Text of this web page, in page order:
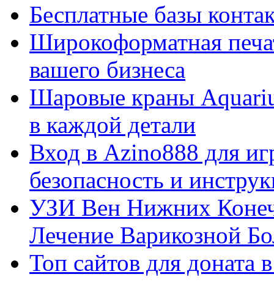
Бесплатные базы
Широкоформатная
вашего бизнеса
Шаровые краны
в каждой детали
Вход в Azino888 для
безопасность и
УЗИ Вен Нижних
Лечение Варикозной
Топ сайтов для